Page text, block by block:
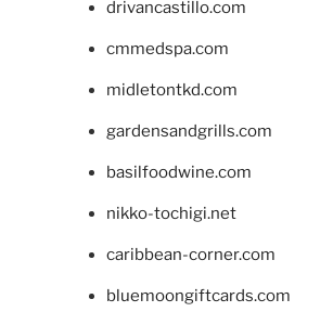
drivancastillo.com
cmmedspa.com
midletontkd.com
gardensandgrills.com
basilfoodwine.com
nikko-tochigi.net
caribbean-corner.com
bluemoongiftcards.com